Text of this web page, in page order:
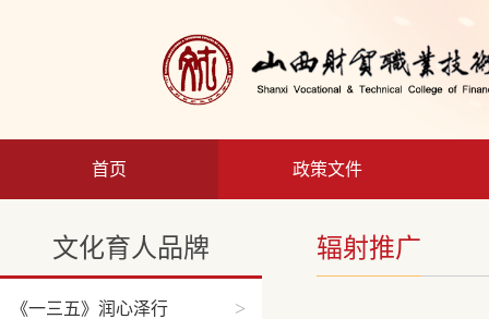
首页 政策文件
文化育人品牌
《一三五》润心泽行 >
辐射推广